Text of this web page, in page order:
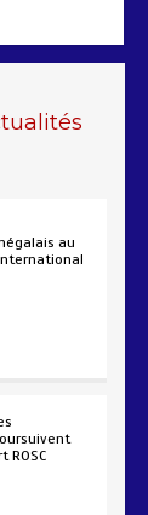
au
ROSC